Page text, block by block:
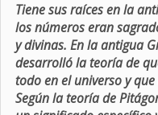
Tiene sus raíces en la
los números eran
y divinas. En la antigua
desarrolló la teoría de
todo en el universo y
Según la teoría de